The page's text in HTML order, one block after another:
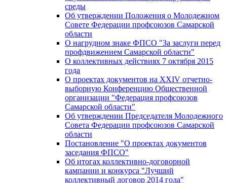
среды
Об утверждении Положения о Молодежном
Совете Федерации профсоюзов Самарской
области
О нагрудном знаке ФПСО "За заслуги перед
профдвижением Самарской области"
О коллективных действиях 7 октября 2015
года
О проектах документов на XXIV отчетно-
выборную Конференцию Общественной
организации "Федерация профсоюзов
Самарской области"
Об утверждении Председателя Молодежного
Совета Федерации профсоюзов Самарской
области
Постановление "О проектах документов
заседания ФПСО"
Об итогах коллективно-договорной
кампании и конкурса "Лучший
коллективный договор 2014 года"